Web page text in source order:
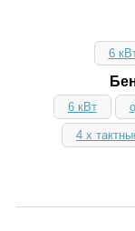
6
6 кВт
4 х